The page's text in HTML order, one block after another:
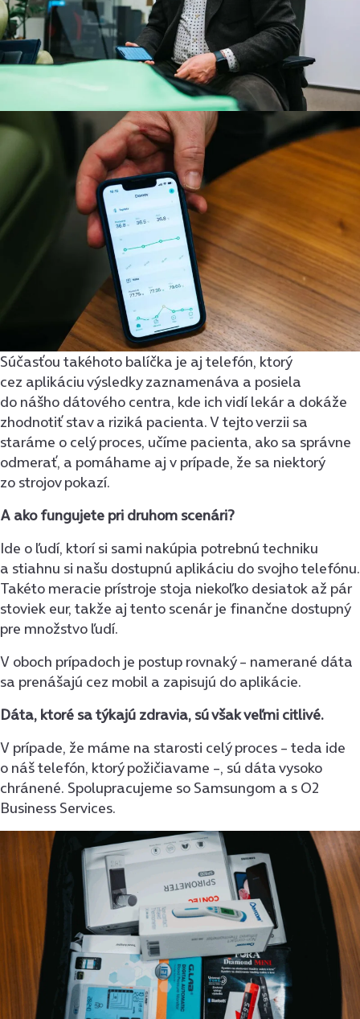
Súčasťou takéhoto balíčka je aj telefón, ktorý
cez aplikáciu výsledky zaznamenáva a posiela
do nášho dátového centra, kde ich vidí lekár a dokáže
zhodnotiť stav a riziká pacienta. V tejto verzii sa
staráme o celý proces, učíme pacienta, ako sa správne
odmerať, a pomáhame aj v prípade, že sa niektorý
zo strojov pokazí.
A ako fungujete pri druhom scenári?
Ide o ľudí, ktorí si sami nakúpia potrebnú techniku
a stiahnu si našu dostupnú aplikáciu do svojho telefónu.
Takéto meracie prístroje stoja niekoľko desiatok až pár
stoviek eur, takže aj tento scenár je finančne dostupný
pre množstvo ľudí.
V oboch prípadoch je postup rovnaký – namerané dáta
sa prenášajú cez mobil a zapisujú do aplikácie.
Dáta, ktoré sa týkajú zdravia, sú však veľmi citlivé.
V prípade, že máme na starosti celý proces – teda ide
o náš telefón, ktorý požičiavame –, sú dáta vysoko
chránené. Spolupracujeme so Samsungom a s O2
Business Services.